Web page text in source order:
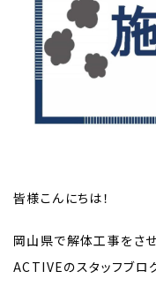
皆様こんにちは！
岡山県で解体工事をさ
ACTIVEのスタッフブロ